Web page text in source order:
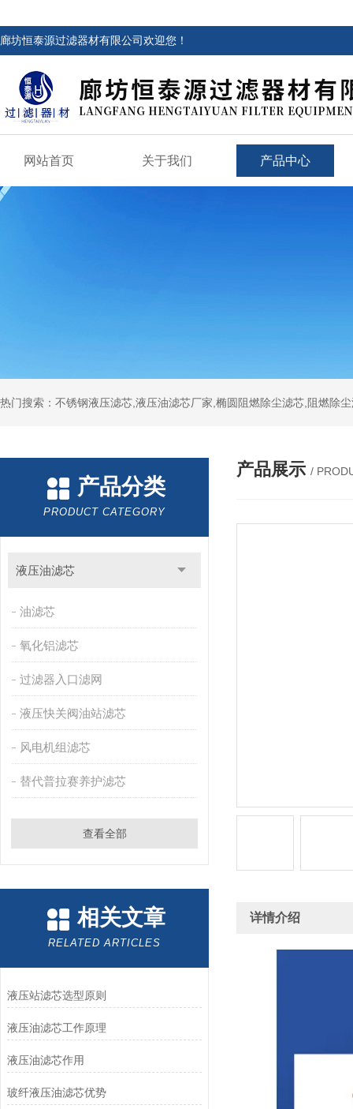
廊坊恒泰源过滤器材有限公司欢迎您！
网站首页 关于我们 产品中心
热门搜索：不锈钢液压滤芯,液压油滤芯厂家,椭圆阻燃除尘滤芯,阻燃除
产品分类
PRODUCT CATEGORY
液压油滤芯
油滤芯
氧化铝滤芯
过滤器入口滤网
液压快关阀油站滤芯
风电机组滤芯
替代普拉赛养护滤芯
查看全部
相关文章
RELATED ARTICLES
液压站滤芯选型原则
液压油滤芯工作原理
液压油滤芯作用
玻纤液压油滤芯优势
产品展示 /
详情介绍